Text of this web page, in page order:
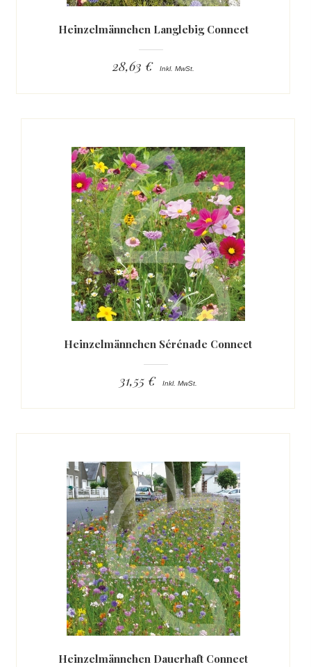
Heinzelmännchen Langlebig Connect
28,63 € Inkl. MwSt.
Heinzelmännchen Sérénade Connect
31,55 € Inkl. MwSt.
Heinzelmännchen Dauerhaft Connect